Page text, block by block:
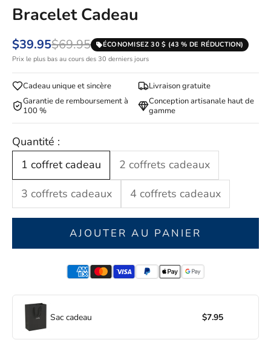
Bracelet Cadeau
$39.95$69.95
ÉCONOMISEZ 30 $ (43 % DE RÉDUCTION)
Prix le plus bas au cours des 30 derniers jours
Cadeau unique et sincère
Livraison gratuite
Garantie de remboursement à
100 %
Conception artisanale haut de
gamme
Quantité :
1 coffret cadeau
2 coffrets cadeaux
3 coffrets cadeaux
4 coffrets cadeaux
AJOUTER AU PANIER
Sac cadeau $7.95